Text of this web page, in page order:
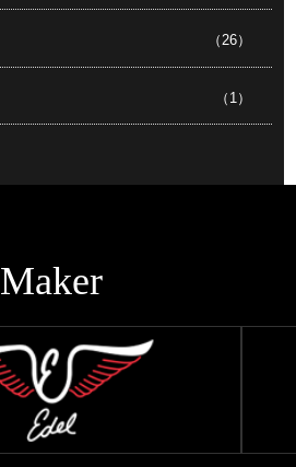
（26）
（1）
Maker